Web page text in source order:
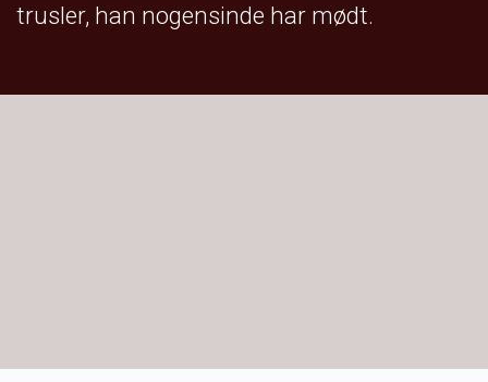
trusler, han nogensinde har mødt.